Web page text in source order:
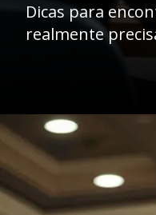
Dicas para
realmente
Opening https://